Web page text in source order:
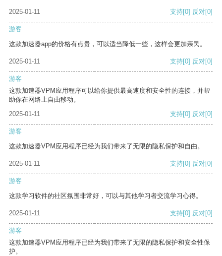
2025-01-11 支持[0] 反对[0]
游客
这款加速器app的价格有点贵，可以适当降低一些，这样会更加亲民。
2025-01-11 支持[0] 反对[0]
游客
这款加速器VPM应用程序可以给你提供最高速度和安全性的连接，并帮
助你在网络上自由移动。
2025-01-11
支持[0] 反对[0]
游客
这款加速器VPM应用程序已经为我们带来了无限的隐私保护和自由。
2025-01-11 支持[0] 反对[0]
游客
这款学习软件的社区氛围非常好，可以与其他学习者交流学习心得。
2025-01-11 支持[0] 反对[0]
游客
这款加速器VPM应用程序已经为我们带来了无限的隐私保护和安全性保
护。